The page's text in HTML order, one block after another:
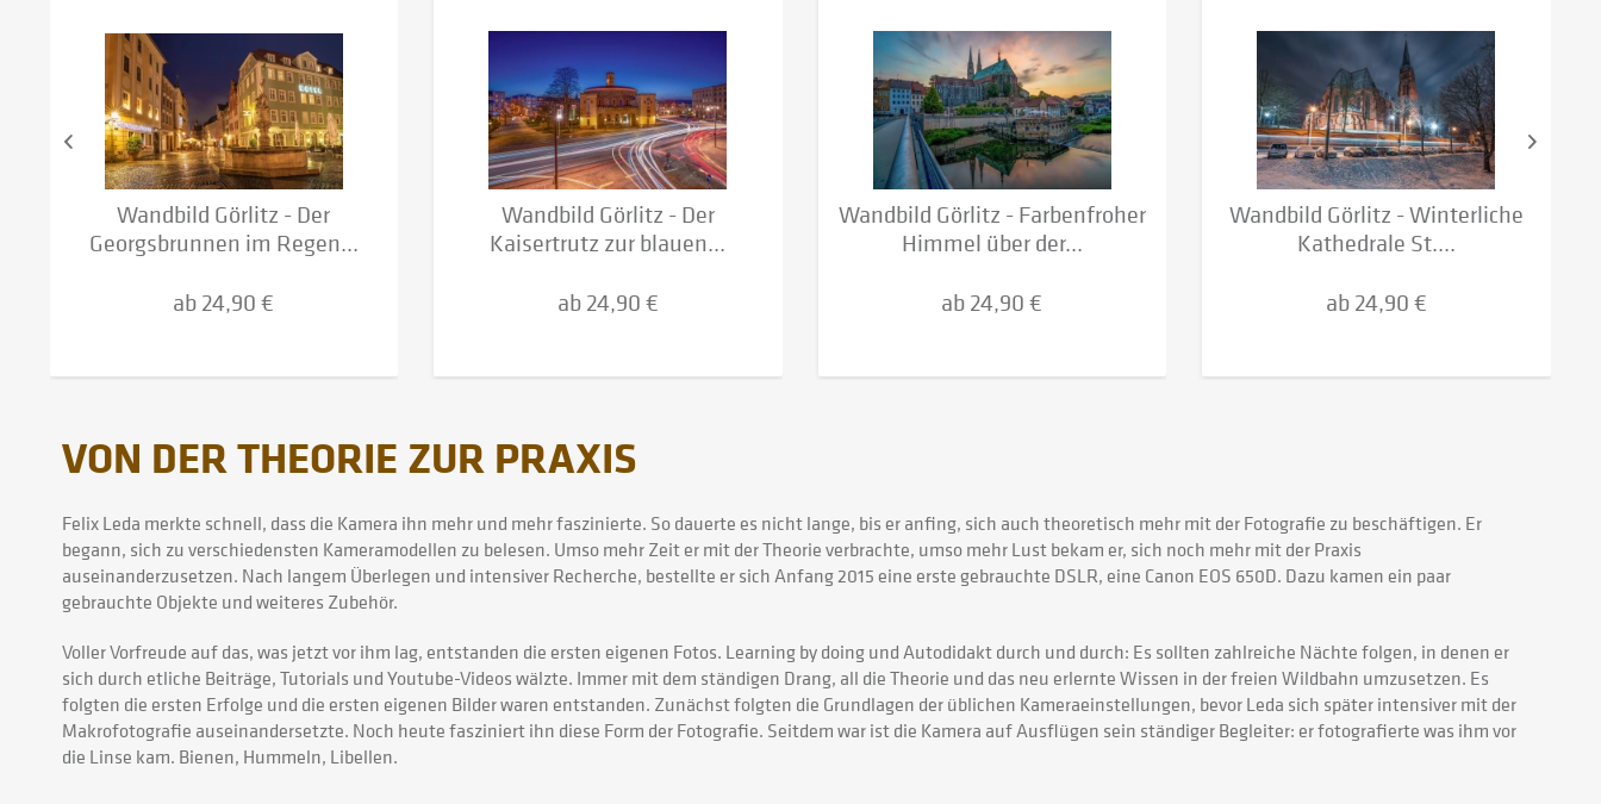
Wandbild Görlitz - Der
Georgsbrunnen im Regen...
ab 24,90 €
Wandbild Görlitz - Der
Kaisertrutz zur blauen...
ab 24,90 €
Wandbild Görlitz - Farbenfroher
Himmel über der...
ab 24,90 €
Wandbild Görlitz - Winterliche
Kathedrale St....
ab 24,90 €
VON DER THEORIE ZUR PRAXIS
Felix Leda merkte schnell, dass die Kamera ihn mehr und mehr faszinierte. So dauerte es nicht lange, bis er anfing, sich auch theoretisch mehr mit der Fotografie zu beschäftigen. Er
begann, sich zu verschiedensten Kameramodellen zu belesen. Umso mehr Zeit er mit der Theorie verbrachte, umso mehr Lust bekam er, sich noch mehr mit der Praxis
auseinanderzusetzen. Nach langem Überlegen und intensiver Recherche, bestellte er sich Anfang 2015 eine erste gebrauchte DSLR, eine Canon EOS 650D. Dazu kamen ein paar
gebrauchte Objekte und weiteres Zubehör.
Voller Vorfreude auf das, was jetzt vor ihm lag, entstanden die ersten eigenen Fotos. Learning by doing und Autodidakt durch und durch: Es sollten zahlreiche Nächte folgen, in denen er
sich durch etliche Beiträge, Tutorials und Youtube-Videos wälzte. Immer mit dem ständigen Drang, all die Theorie und das neu erlernte Wissen in der freien Wildbahn umzusetzen. Es
folgten die ersten Erfolge und die ersten eigenen Bilder waren entstanden. Zunächst folgten die Grundlagen der üblichen Kameraeinstellungen, bevor Leda sich später intensiver mit der
Makrofotografie auseinandersetzte. Noch heute fasziniert ihn diese Form der Fotografie. Seitdem war ist die Kamera auf Ausflügen sein ständiger Begleiter: er fotografierte was ihm vor
die Linse kam. Bienen, Hummeln, Libellen.